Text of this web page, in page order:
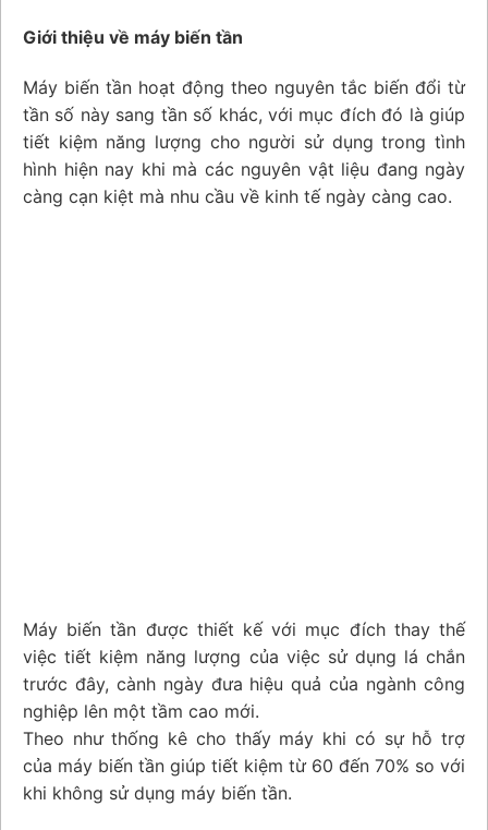
Giới thiệu về máy biến tần
Máy biến tần hoạt động theo nguyên tắc biến đổi từ
tần số này sang tần số khác, với mục đích đó là giúp
tiết kiệm năng lượng cho người sử dụng trong tình
hình hiện nay khi mà các nguyên vật liệu đang ngày
càng cạn kiệt mà nhu cầu về kinh tế ngày càng cao.
Máy biến tần được thiết kế với mục đích thay thế
việc tiết kiệm năng lượng của việc sử dụng lá chắn
trước đây, cành ngày đưa hiệu quả của ngành công
nghiệp lên một tầm cao mới.
Theo như thống kê cho thấy máy khi có sự hỗ trợ
của máy biến tần giúp tiết kiệm từ 60 đến 70% so với
khi không sử dụng máy biến tần.